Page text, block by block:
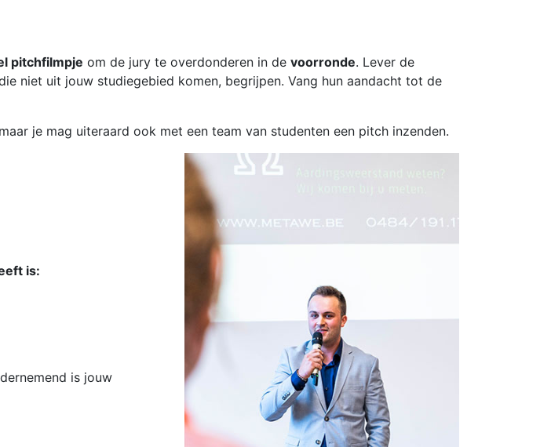
pitchfilmpje om de jury te overdonderen in de voorronde. Lever de
niet uit jouw studiegebied komen, begrijpen. Vang hun aandacht tot de
je mag uiteraard ook met een team van studenten een pitch inzenden.
is:
is jouw